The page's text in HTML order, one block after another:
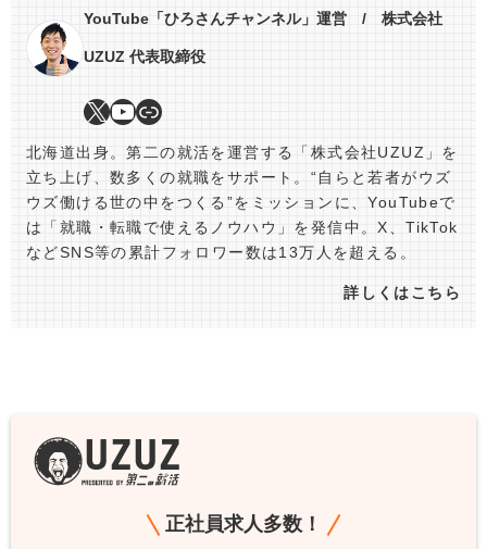
YouTube「ひろさんチャンネル」運営 / 株式会社
UZUZ 代表取締役
北海道出身。第二の就活を運営する「株式会社UZUZ」を
立ち上げ、数多くの就職をサポート。“自らと若者がウズ
ウズ働ける世の中をつくる”をミッションに、YouTubeで
は「就職・転職で使えるノウハウ」を発信中。X、TikTok
などSNS等の累計フォロワー数は13万人を超える。
詳しくはこちら
正社員求人多数！